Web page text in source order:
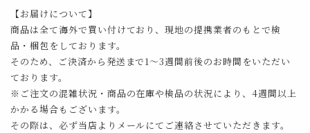
【お届けについて】
商品は全て海外で買い付けており、現地の提携業者のもとで検
品・梱包をしております。
そのため、ご決済から発送まで1～3週間前後のお時間をいただい
ております。
※ご注文の混雑状況・商品の在庫や検品の状況により、4週間以上
かかる場合もございます。
その際は、必ず当店よりメールにてご連絡させていただきます。